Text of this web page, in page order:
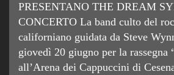
PRESENTANO THE DREAM
CONCERTO La band culto del
californiano guidata da Steve
giovedì 20 giugno per la rassegna
all’Arena dei Cappuccini di